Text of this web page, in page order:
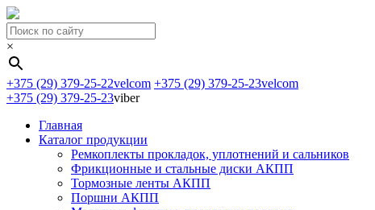
×
+375 (29) 379-25-22velcom +375 (29) 379-25-23velcom
+375 (29) 379-25-23viber
Главная
Каталог продукции
Ремкоплекты прокладок, уплотнений и сальников
Фрикционные и стальные диски АКПП
Тормозные ленты АКПП
Поршни АКПП